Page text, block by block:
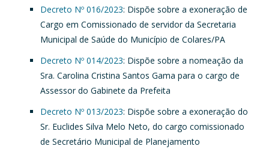
Decreto Nº 016/2023: Dispõe sobre a exoneração de
Cargo em Comissionado de servidor da Secretaria
Municipal de Saúde do Município de Colares/PA
Decreto Nº 014/2023: Dispõe sobre a nomeação da
Sra. Carolina Cristina Santos Gama para o cargo de
Assessor do Gabinete da Prefeita
Decreto Nº 013/2023: Dispõe sobre a exoneração do
Sr. Euclides Silva Melo Neto, do cargo comissionado
de Secretário Municipal de Planejamento